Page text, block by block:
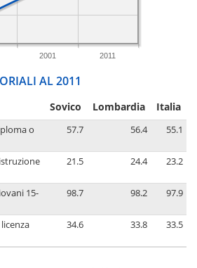
2001 2011
AL 2011
Sovico Lombardia Italia
o
57.7 56.4 55.1
21.5 24.4 23.2
15-
98.7 98.2 97.9
34.6 33.8 33.5